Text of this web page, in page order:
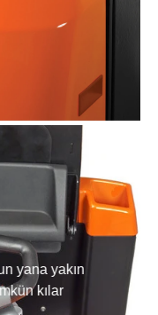
yana yakın
kılar